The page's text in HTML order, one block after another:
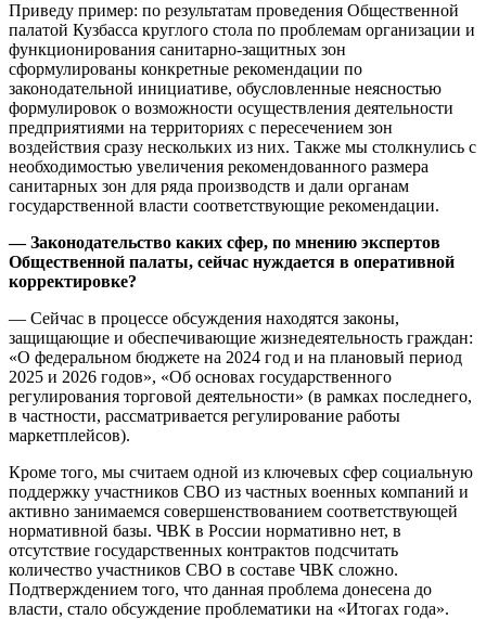
Приведу пример: по результатам проведения Общественной
палатой Кузбасса круглого стола по проблемам организации и
функционирования санитарно-защитных зон
сформулированы конкретные рекомендации по
законодательной инициативе, обусловленные неясностью
формулировок о возможности осуществления деятельности
предприятиями на территориях с пересечением зон
воздействия сразу нескольких из них. Также мы столкнулись с
необходимостью увеличения рекомендованного размера
санитарных зон для ряда производств и дали органам
государственной власти соответствующие рекомендации.
— Законодательство каких сфер, по мнению экспертов
Общественной палаты, сейчас нуждается в оперативной
корректировке?
— Сейчас в процессе обсуждения находятся законы,
защищающие и обеспечивающие жизнедеятельность граждан:
«О федеральном бюджете на 2024 год и на плановый период
2025 и 2026 годов», «Об основах государственного
регулирования торговой деятельности» (в рамках последнего,
в частности, рассматривается регулирование работы
маркетплейсов).
Кроме того, мы считаем одной из ключевых сфер социальную
поддержку участников СВО из частных военных компаний и
активно занимаемся совершенствованием соответствующей
нормативной базы. ЧВК в России нормативно нет, в
отсутствие государственных контрактов подсчитать
количество участников СВО в составе ЧВК сложно.
Подтверждением того, что данная проблема донесена до
власти, стало обсуждение проблематики на «Итогах года».